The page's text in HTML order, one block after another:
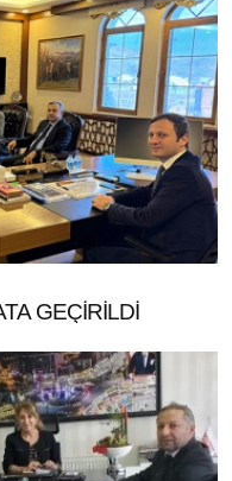
GEÇİRİLDİ